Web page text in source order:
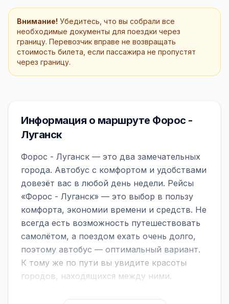
Внимание! Убедитесь, что вы собрали все
необходимые документы для поездки через
границу. Перевозчик вправе не возвращать
стоимость билета, если пассажира не пропустят
через границу.
Информация о маршруте Форос -
Луганск
Форос - Луганск — это два замечательных
города. Автобус с комфортом и удобствами
довезёт вас в любой день недели. Рейсы
«Форос - Луганск» — это выбор в пользу
комфорта, экономии времени и средств. Не
всегда есть возможность путешествовать
самолётом, а поездом ехать очень долго,
поэтому автобус — оптимальный вариант.
К тому же по пути вы увидите красоты
городов, находящихся между ними.
На нашем сайте вы можете найти